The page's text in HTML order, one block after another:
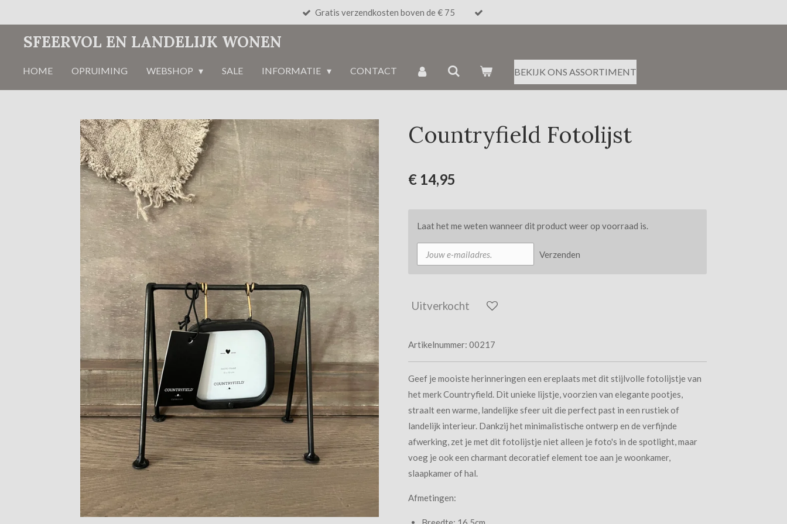
hoofdinhoud
Gratis verzendkosten boven de € 75
SFEERVOL EN LANDELIJK WONEN
HOME OPRUIMING WEBSHOP SALE INFORMATIE CONTACT BEKIJK ONS ASSORTIMENT
Countryfield Fotolijst
€ 14,95
Laat het me weten wanneer dit product weer op voorraad is.
Verzenden
Uitverkocht
Artikelnummer: 00217
Geef je mooiste herinneringen een ereplaats met dit stijlvolle fotolijstje van
het merk Countryfield. Dit unieke lijstje, voorzien van elegante pootjes,
straalt een warme, landelijke sfeer uit die perfect past in een rustiek of
landelijk interieur. Dankzij het minimalistische ontwerp en de verfijnde
afwerking, zet je met dit fotolijstje niet alleen je foto's in de spotlight, maar
voeg je ook een charmant decoratief element toe aan je woonkamer,
slaapkamer of hal.
Afmetingen: